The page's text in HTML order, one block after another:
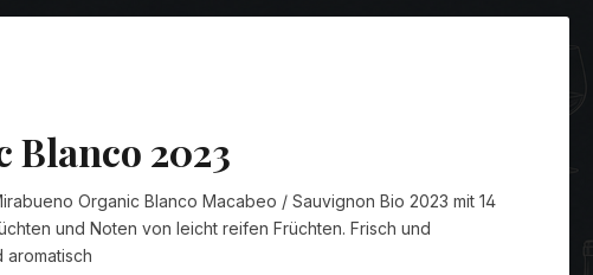
2023
Organic Blanco Macabeo / Sauvignon Bio 2023 mit 14
und Noten von leicht reifen Früchten. Frisch und